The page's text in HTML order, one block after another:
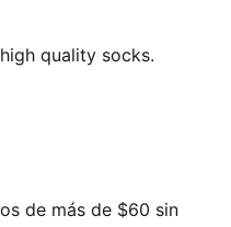
quality socks.
bag, behind your
pair of socks may be
de más de $60 sin